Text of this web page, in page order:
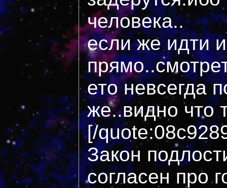
человека..
если же идти
ето невсегда
же..видно что
[/
Закон
согласен про